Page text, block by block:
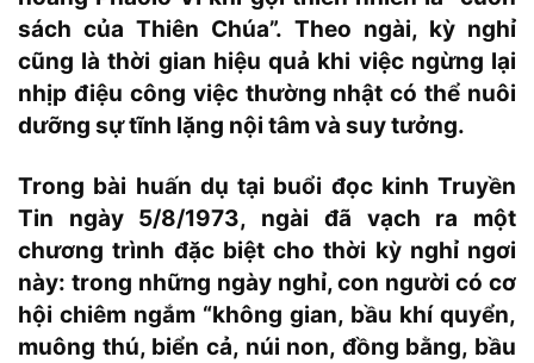
sách của Thiên Chúa”. Theo ngài, kỳ nghỉ
cũng là thời gian hiệu quả khi việc ngừng lại
nhịp điệu công việc thường nhật có thể nuôi
dưỡng sự tĩnh lặng nội tâm và suy tưởng.
Trong bài huấn dụ tại buổi đọc kinh Truyền
Tin ngày 5/8/1973, ngài đã vạch ra một
chương trình đặc biệt cho thời kỳ nghỉ ngơi
này: trong những ngày nghỉ, con người có cơ
hội chiêm ngắm “không gian, bầu khí quyển,
muông thú, biển cả, núi non, đồng bằng, bầu